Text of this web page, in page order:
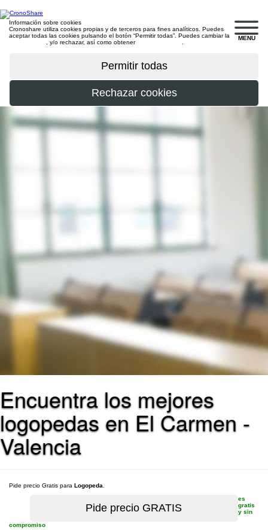
MENU
Información sobre cookies
Cronoshare utiliza cookies propias y de terceros para fines analíticos. Puedes
aceptar todas las cookies pulsando el botón “Permitir todas”. Puedes cambiar la
, y/o rechazar, así como obtener
Encuentra los mejores
logopedas en El Carmen -
Valencia
Pide precio Gratis para Logopeda
es
gratis
y sin
compromiso